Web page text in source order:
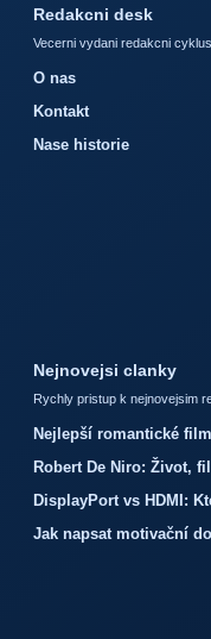
Redakcni desk
Vecerni vydani redakcni
O nas
Kontakt
Nase historie
Nejnovejsi clanky
Rychly pristup k nejnovejsim
Nejlepší romantické
Robert De Niro: Život,
DisplayPort vs HDMI:
Jak napsat motivační